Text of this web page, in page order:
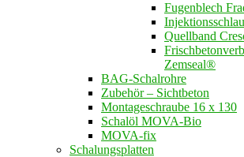
Fugenblech
Quellband
Zemseal®
BAG-Schalrohre
Zubehör – Sichtbeton
Montageschraube 16 x 130
Schalöl MOVA-Bio
MOVA-fix
Schalungsplatten